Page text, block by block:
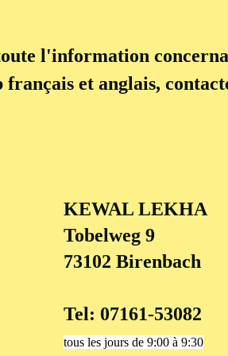
l'information
français et anglais,
KEWAL LEKHA
Tobelweg 9
73102 Birenbach
Tel: 07161-53082
tous les jours de 9:00 à 9:30